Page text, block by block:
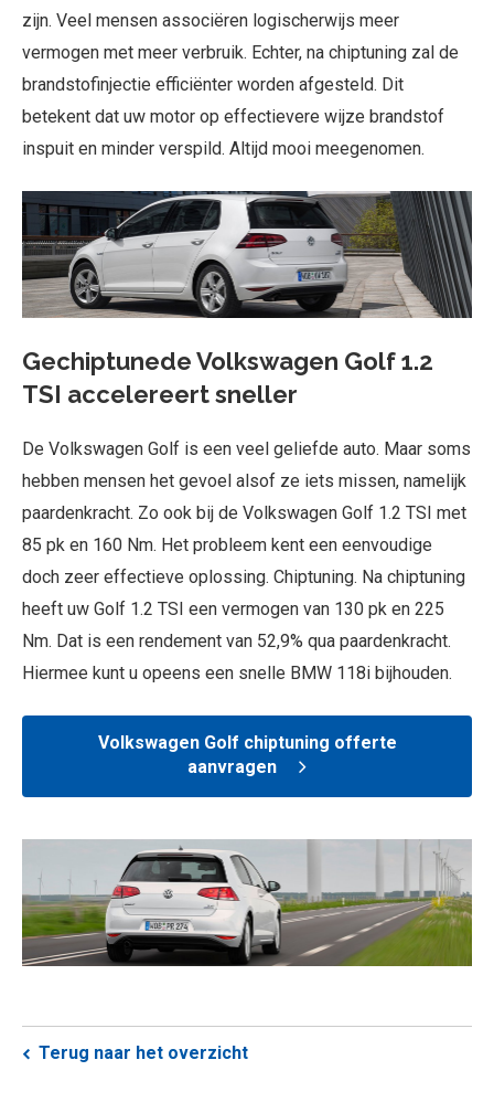
zijn. Veel mensen associëren logischerwijs meer
vermogen met meer verbruik. Echter, na chiptuning zal de
brandstofinjectie efficiënter worden afgesteld. Dit
betekent dat uw motor op effectievere wijze brandstof
inspuit en minder verspild. Altijd mooi meegenomen.
Gechiptunede Volkswagen Golf 1.2
TSI accelereert sneller
De Volkswagen Golf is een veel geliefde auto. Maar soms
hebben mensen het gevoel alsof ze iets missen, namelijk
paardenkracht. Zo ook bij de Volkswagen Golf 1.2 TSI met
85 pk en 160 Nm. Het probleem kent een eenvoudige
doch zeer effectieve oplossing. Chiptuning. Na chiptuning
heeft uw Golf 1.2 TSI een vermogen van 130 pk en 225
Nm. Dat is een rendement van 52,9% qua paardenkracht.
Hiermee kunt u opeens een snelle BMW 118i bijhouden.
Volkswagen Golf chiptuning offerte
aanvragen
Terug naar het overzicht